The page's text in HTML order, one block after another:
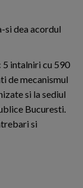
si dea acordul
5 intalniri cu 590
de mecanismul
si la sediul
Bucuresti.
si